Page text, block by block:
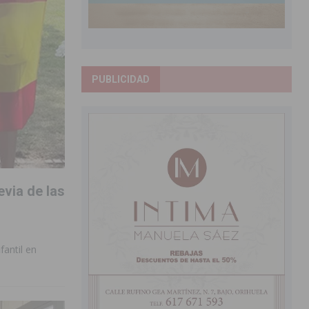
de las
en
PUBLICIDAD